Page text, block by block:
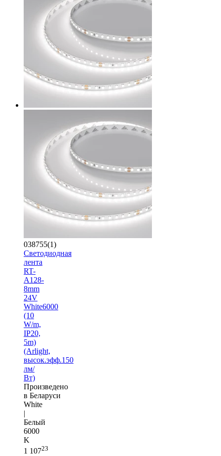
038755(1)
Светодиодная
лента
RT-
A128-
8mm
24V
White6000
(10
W/m,
IP20,
5m)
(Arlight,
высок.эфф.150
лм/
Вт)
Произведено
в Беларуси
White
|
Белый
6000
K
1 10723